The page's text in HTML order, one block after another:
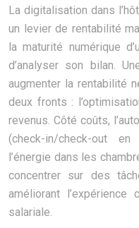
La digitalisation dans
un levier de rentabilité
la maturité numérique
d’analyser son bilan.
augmenter la rentabilité
deux fronts :
revenus. Côté coûts,
(check-in/check-out
l’énergie dans les
concentrer sur des
améliorant
salariale.